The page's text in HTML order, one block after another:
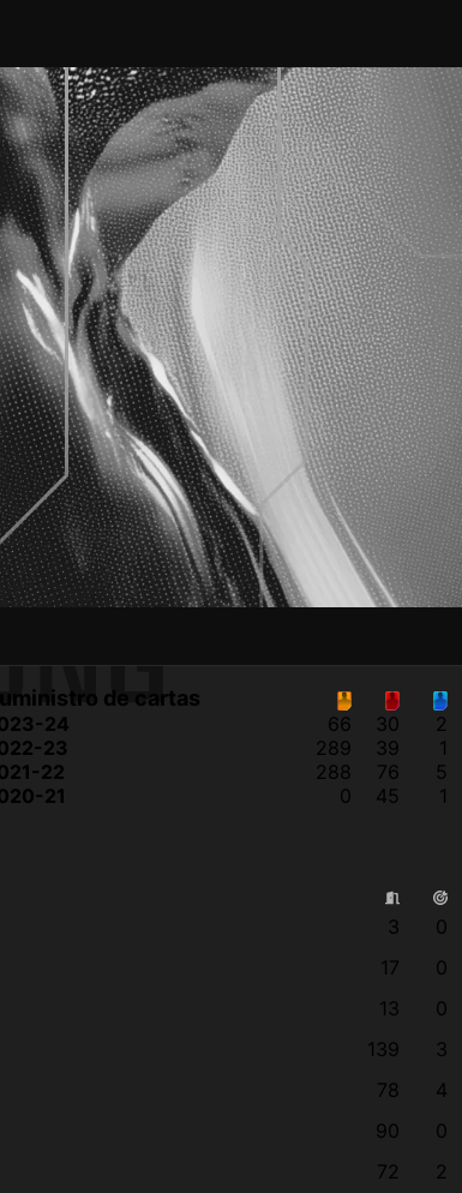
de cartas
24 66 30 2
23
289 39 1
22
288 76 5
21
0 45 1
3 0
17 0
13 0
139 3
78 4
90 0
72 2